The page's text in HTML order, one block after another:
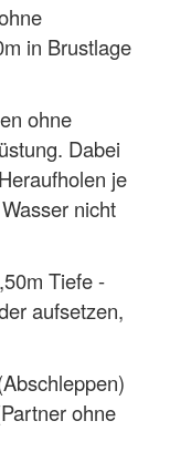
in Brustlage
ohne
Dabei
je
nicht
Tiefe -
aufsetzen,
ohne